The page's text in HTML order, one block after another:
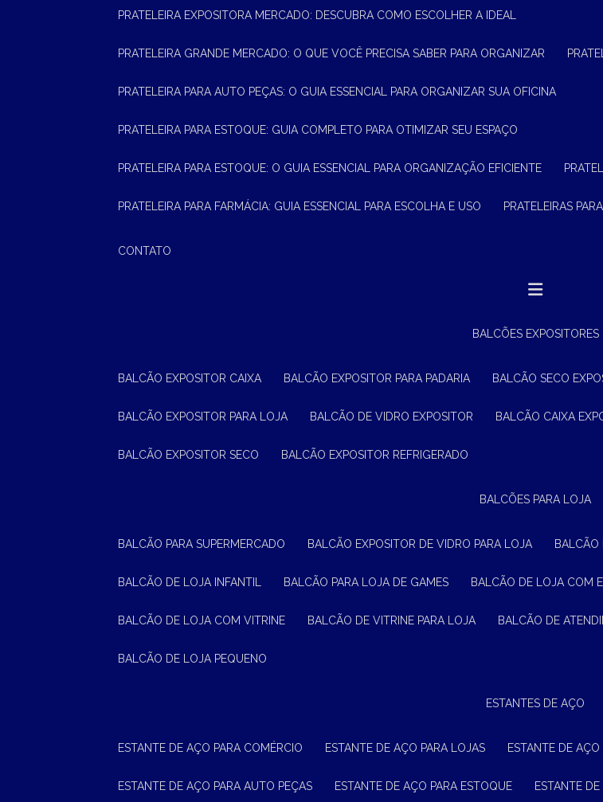
PRATELEIRA EXPOSITORA MERCADO: DESCUBRA COMO ESCOLHER A IDEAL
PRATELEIRA GRANDE MERCADO: O QUE VOCÊ PRECISA SABER PARA ORGANIZAR
PRATELEIRA PARA AUTO PEÇAS: O GUIA ESSENCIAL PARA ORGANIZAR SUA OFICINA
PRATELEIRA PARA ESTOQUE: GUIA COMPLETO PARA OTIMIZAR SEU ESPAÇO
PRATELEIRA PARA ESTOQUE: O GUIA ESSENCIAL PARA ORGANIZAÇÃO EFICIENTE
PRATELEIRA PARA FARMÁCIA: GUIA ESSENCIAL PARA ESCOLHA E USO PRATELEIRAS
CONTATO
BALCÕES EXPOSITORES
BALCÃO EXPOSITOR CAIXA BALCÃO EXPOSITOR PARA PADARIA BALCÃO SECO
BALCÃO EXPOSITOR PARA LOJA BALCÃO DE VIDRO EXPOSITOR BALCÃO CAIXA
BALCÃO EXPOSITOR SECO BALCÃO EXPOSITOR REFRIGERADO
BALCÕES PARA LOJA
BALCÃO PARA SUPERMERCADO BALCÃO EXPOSITOR DE VIDRO PARA LOJA
BALCÃO DE LOJA INFANTIL BALCÃO PARA LOJA DE GAMES BALCÃO DE LOJA COM
BALCÃO DE LOJA COM VITRINE BALCÃO DE VITRINE PARA LOJA BALCÃO DE
BALCÃO DE LOJA PEQUENO
ESTANTES DE AÇO
ESTANTE DE AÇO PARA COMÉRCIO ESTANTE DE AÇO PARA LOJAS ESTANTE DE
ESTANTE DE AÇO PARA AUTO PEÇAS ESTANTE DE AÇO PARA ESTOQUE ESTANTE